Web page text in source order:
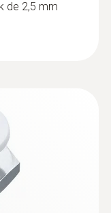
de 2,5 mm